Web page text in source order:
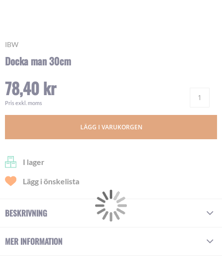
IBW
Docka man 30cm
78,40 kr
Pris exkl. moms
LÄGG I VARUKORGEN
I lager
Lägg i önskelista
Skip
the
of
the
images
BESKRIVNING
MER INFORMATION